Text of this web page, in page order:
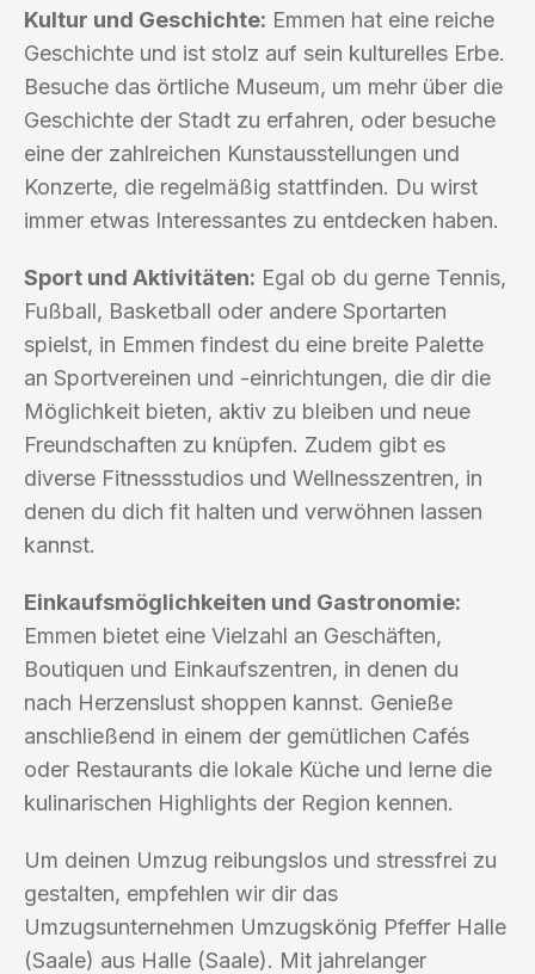
Kultur und Geschichte: Emmen hat eine reiche
Geschichte und ist stolz auf sein kulturelles Erbe.
Besuche das örtliche Museum, um mehr über die
Geschichte der Stadt zu erfahren, oder besuche
eine der zahlreichen Kunstausstellungen und
Konzerte, die regelmäßig stattfinden. Du wirst
immer etwas Interessantes zu entdecken haben.
Sport und Aktivitäten: Egal ob du gerne Tennis,
Fußball, Basketball oder andere Sportarten
spielst, in Emmen findest du eine breite Palette
an Sportvereinen und -einrichtungen, die dir die
Möglichkeit bieten, aktiv zu bleiben und neue
Freundschaften zu knüpfen. Zudem gibt es
diverse Fitnessstudios und Wellnesszentren, in
denen du dich fit halten und verwöhnen lassen
kannst.
Einkaufsmöglichkeiten und Gastronomie:
Emmen bietet eine Vielzahl an Geschäften,
Boutiquen und Einkaufszentren, in denen du
nach Herzenslust shoppen kannst. Genieße
anschließend in einem der gemütlichen Cafés
oder Restaurants die lokale Küche und lerne die
kulinarischen Highlights der Region kennen.
Um deinen Umzug reibungslos und stressfrei zu
gestalten, empfehlen wir dir das
Umzugsunternehmen Umzugskönig Pfeffer Halle
(Saale) aus Halle (Saale). Mit jahrelanger